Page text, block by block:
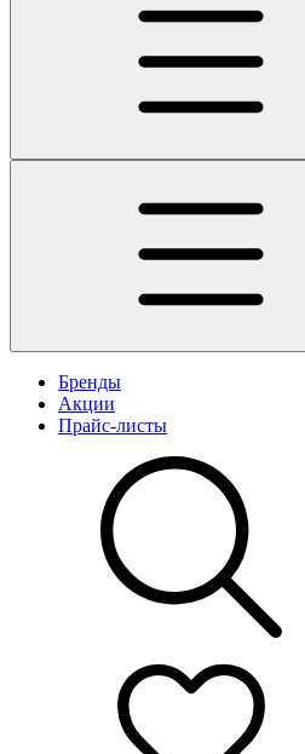
Бренды
Акции
Прайс-листы